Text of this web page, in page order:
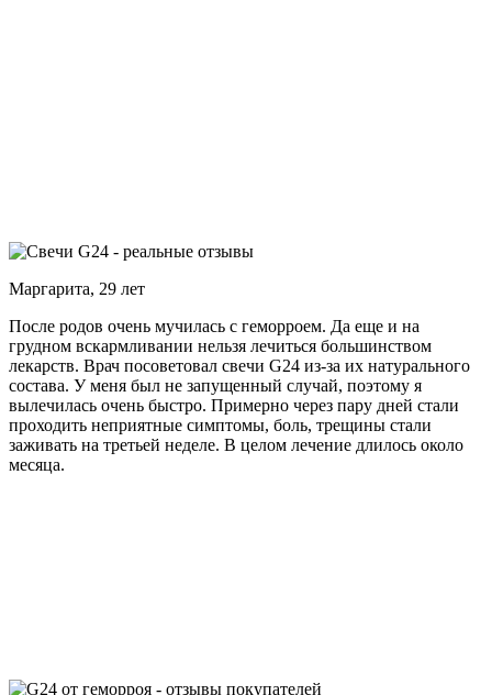
Маргарита, 29 лет
После родов очень мучилась с геморроем. Да еще и на
грудном вскармливании нельзя лечиться большинством
лекарств. Врач посоветовал свечи G24 из-за их натурального
состава. У меня был не запущенный случай, поэтому я
вылечилась очень быстро. Примерно через пару дней стали
проходить неприятные симптомы, боль, трещины стали
заживать на третьей неделе. В целом лечение длилось около
месяца.